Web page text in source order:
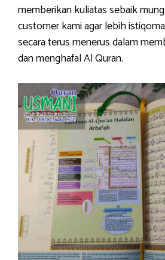
memberikan kuliatas sebaik
customer kami agar lebih
secara terus menerus dalam
dan menghafal Al Quran.